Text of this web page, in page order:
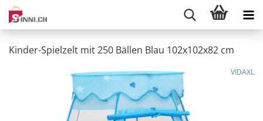
Kinder-Spielzelt mit 250 Bällen Blau 102x102x82 cm
VIDAXL